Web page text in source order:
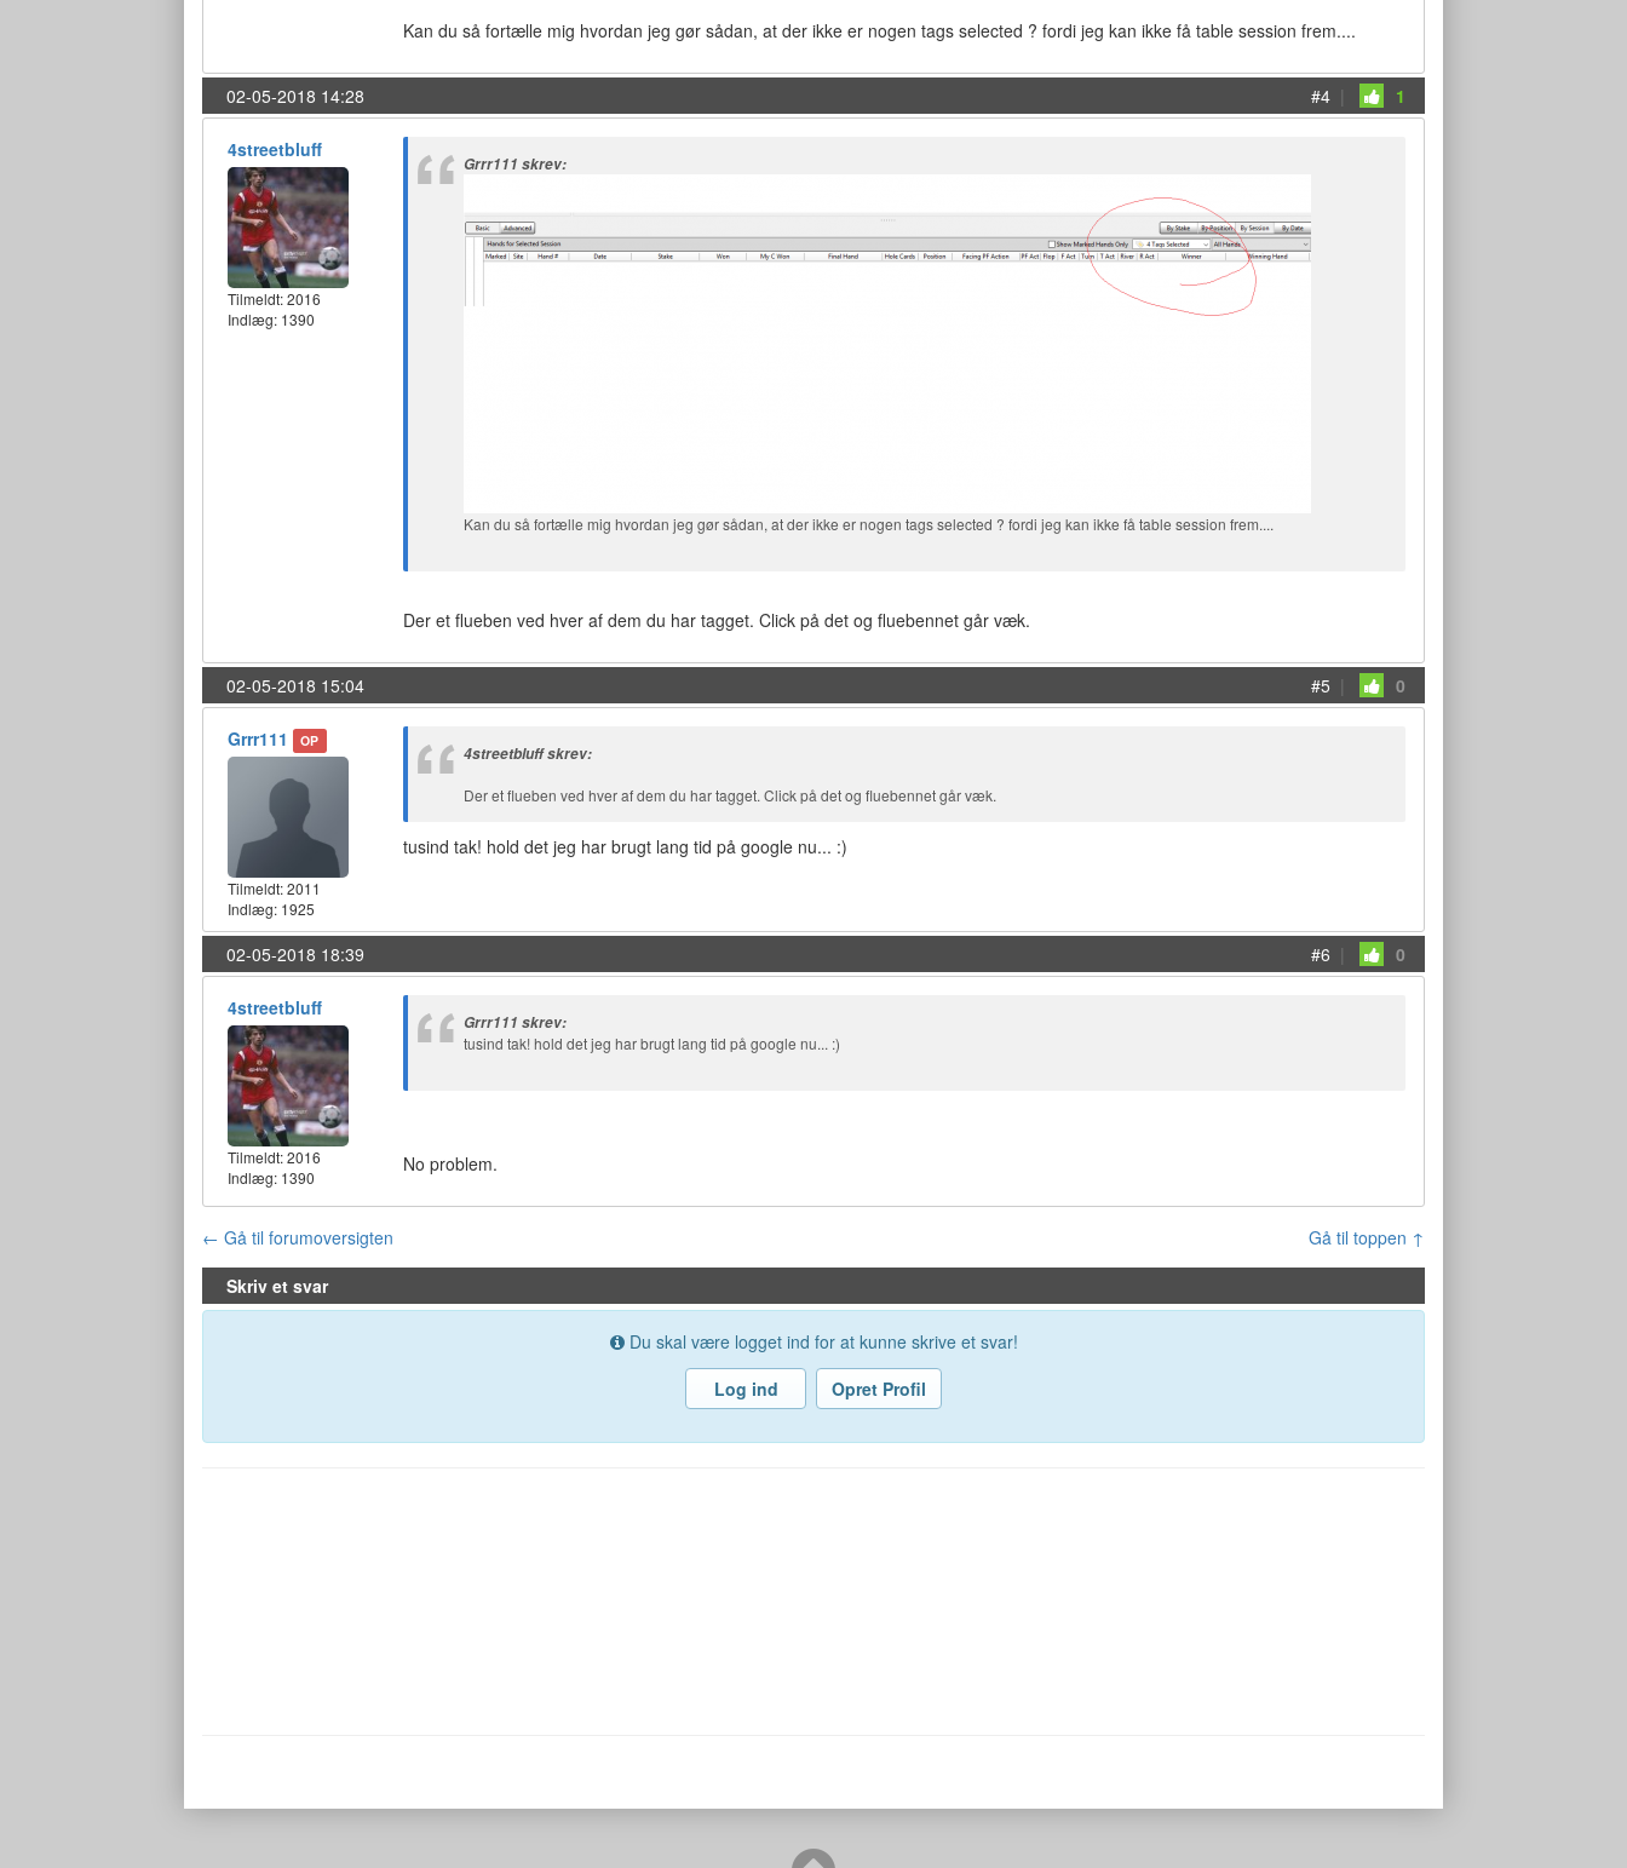
Kan du så fortælle mig hvordan jeg gør sådan, at der ikke er nogen tags selected ? fordi jeg kan ikke få table session frem....
02-05-2018 14:28 #4 | 1
4streetbluff
Tilmeldt:2016
Indlæg: 1390
Grrr111 skrev:
Kan du så fortælle mig hvordan jeg gør sådan, at der ikke er nogen tags selected ? fordi jeg kan ikke få table session frem....
Der et flueben ved hver af dem du har tagget. Click på det og fluebennet går væk.
02-05-2018 15:04 #5 | 0
Grrr111 OP
Tilmeldt:2011
Indlæg: 1925
4streetbluff skrev:
Der et flueben ved hver af dem du har tagget. Click på det og fluebennet går væk.
tusind tak! hold det jeg har brugt lang tid på google nu... :)
02-05-2018 18:39 #6 | 0
4streetbluff
Tilmeldt:2016
Indlæg: 1390
Grrr111 skrev:
tusind tak! hold det jeg har brugt lang tid på google nu... :)
No problem.
← Gå til forumoversigten
Gå til toppen ↑
Skriv et svar
Du skal være logget ind for at kunne skrive et svar!
Log ind
Opret Profil